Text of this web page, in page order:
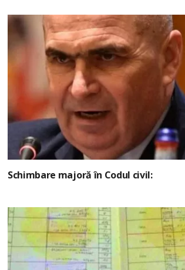
Schimbare majoră în Codul civil: